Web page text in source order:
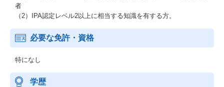
者
（2）IPA認定レベル2以上に相当する知識を有する方。
必要な免許・資格
特になし
学歴